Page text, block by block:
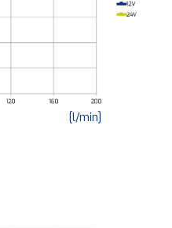
[l/min]